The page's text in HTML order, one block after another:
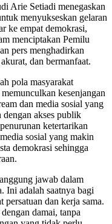
Arie Setiadi menegaskan
menyukseskan gelaran
ke empat demokrasi,
menciptakan Pemilu
pers menghadirkan
dan bermanfaat.
pola masyarakat
kesenjangan
dan media sosial yang
akses publik
ketertarikan
sosial yang makin
demokrasi sehingga
jawab dalam
Ini adalah saatnya bagi
persatuan dan kerja sama.
damai, tanpa